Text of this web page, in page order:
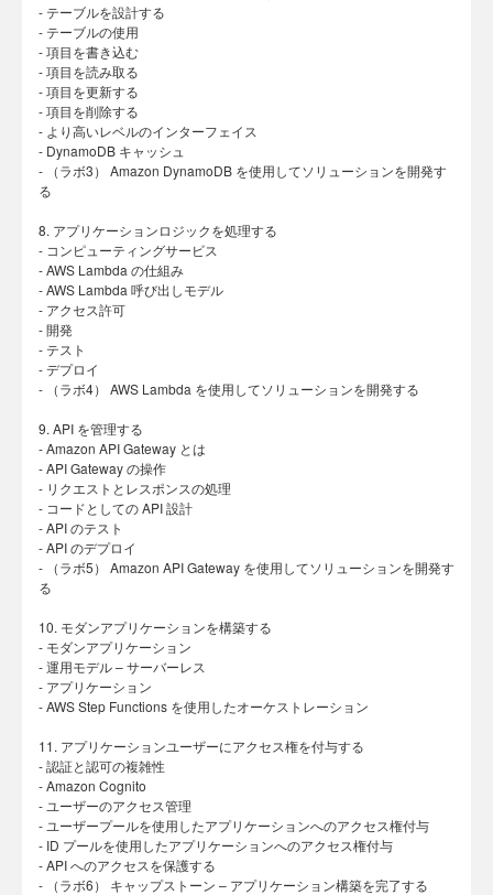
- テーブルを設計する
- テーブルの使用
- 項目を書き込む
- 項目を読み取る
- 項目を更新する
- 項目を削除する
- より高いレベルのインターフェイス
- DynamoDB キャッシュ
- （ラボ3） Amazon DynamoDB を使用してソリューションを開発す
る
8. アプリケーションロジックを処理する
- コンピューティングサービス
- AWS Lambda の仕組み
- AWS Lambda 呼び出しモデル
- アクセス許可
- 開発
- テスト
- デプロイ
- （ラボ4） AWS Lambda を使用してソリューションを開発する
9. API を管理する
- Amazon API Gateway とは
- API Gateway の操作
- リクエストとレスポンスの処理
- コードとしての API 設計
- API のテスト
- API のデプロイ
- （ラボ5） Amazon API Gateway を使用してソリューションを開発す
る
10. モダンアプリケーションを構築する
- モダンアプリケーション
- 運用モデル – サーバーレス
- アプリケーション
- AWS Step Functions を使用したオーケストレーション
11. アプリケーションユーザーにアクセス権を付与する
- 認証と認可の複雑性
- Amazon Cognito
- ユーザーのアクセス管理
- ユーザープールを使用したアプリケーションへのアクセス権付与
- ID プールを使用したアプリケーションへのアクセス権付与
- API へのアクセスを保護する
- （ラボ6） キャップストーン – アプリケーション構築を完了する